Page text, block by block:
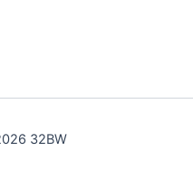
32BW